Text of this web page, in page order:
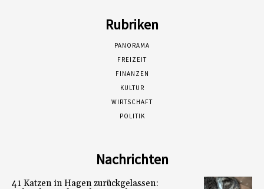
Rubriken
PANORAMA
FREIZEIT
FINANZEN
KULTUR
WIRTSCHAFT
POLITIK
Nachrichten
41 Katzen in Hagen zurückgelassen: